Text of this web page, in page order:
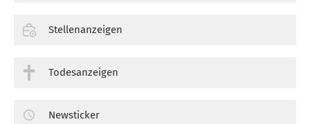
Stellenanzeigen
Todesanzeigen
Newsticker